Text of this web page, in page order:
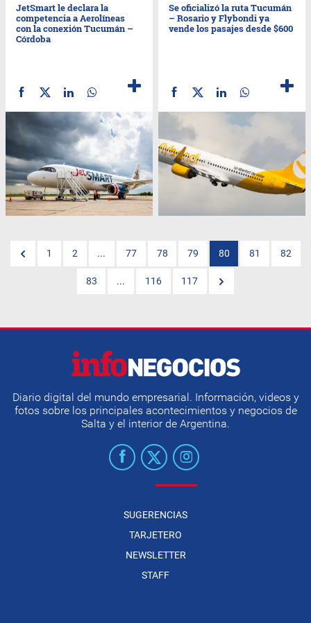
JetSmart le declara la
competencia a Aerolíneas
con la conexión Tucumán –
Córdoba
Se oficializó la ruta Tucumán
– Rosario y Flybondi ya
vende los pasajes desde $600
1 2 ... 77 78 79 80 81 82
83 ... 116 117
Diario digital del mundo empresarial. Información, videos y
fotos sobre los principales acontecimientos y negocios de
Salta y el interior de Argentina.
SUGERENCIAS
TARJETERO
NEWSLETTER
STAFF